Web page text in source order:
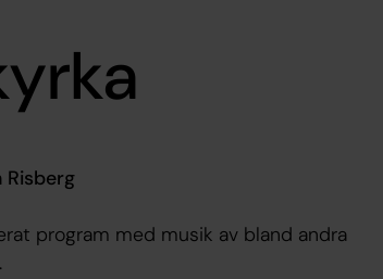
Risberg
program med musik av bland andra